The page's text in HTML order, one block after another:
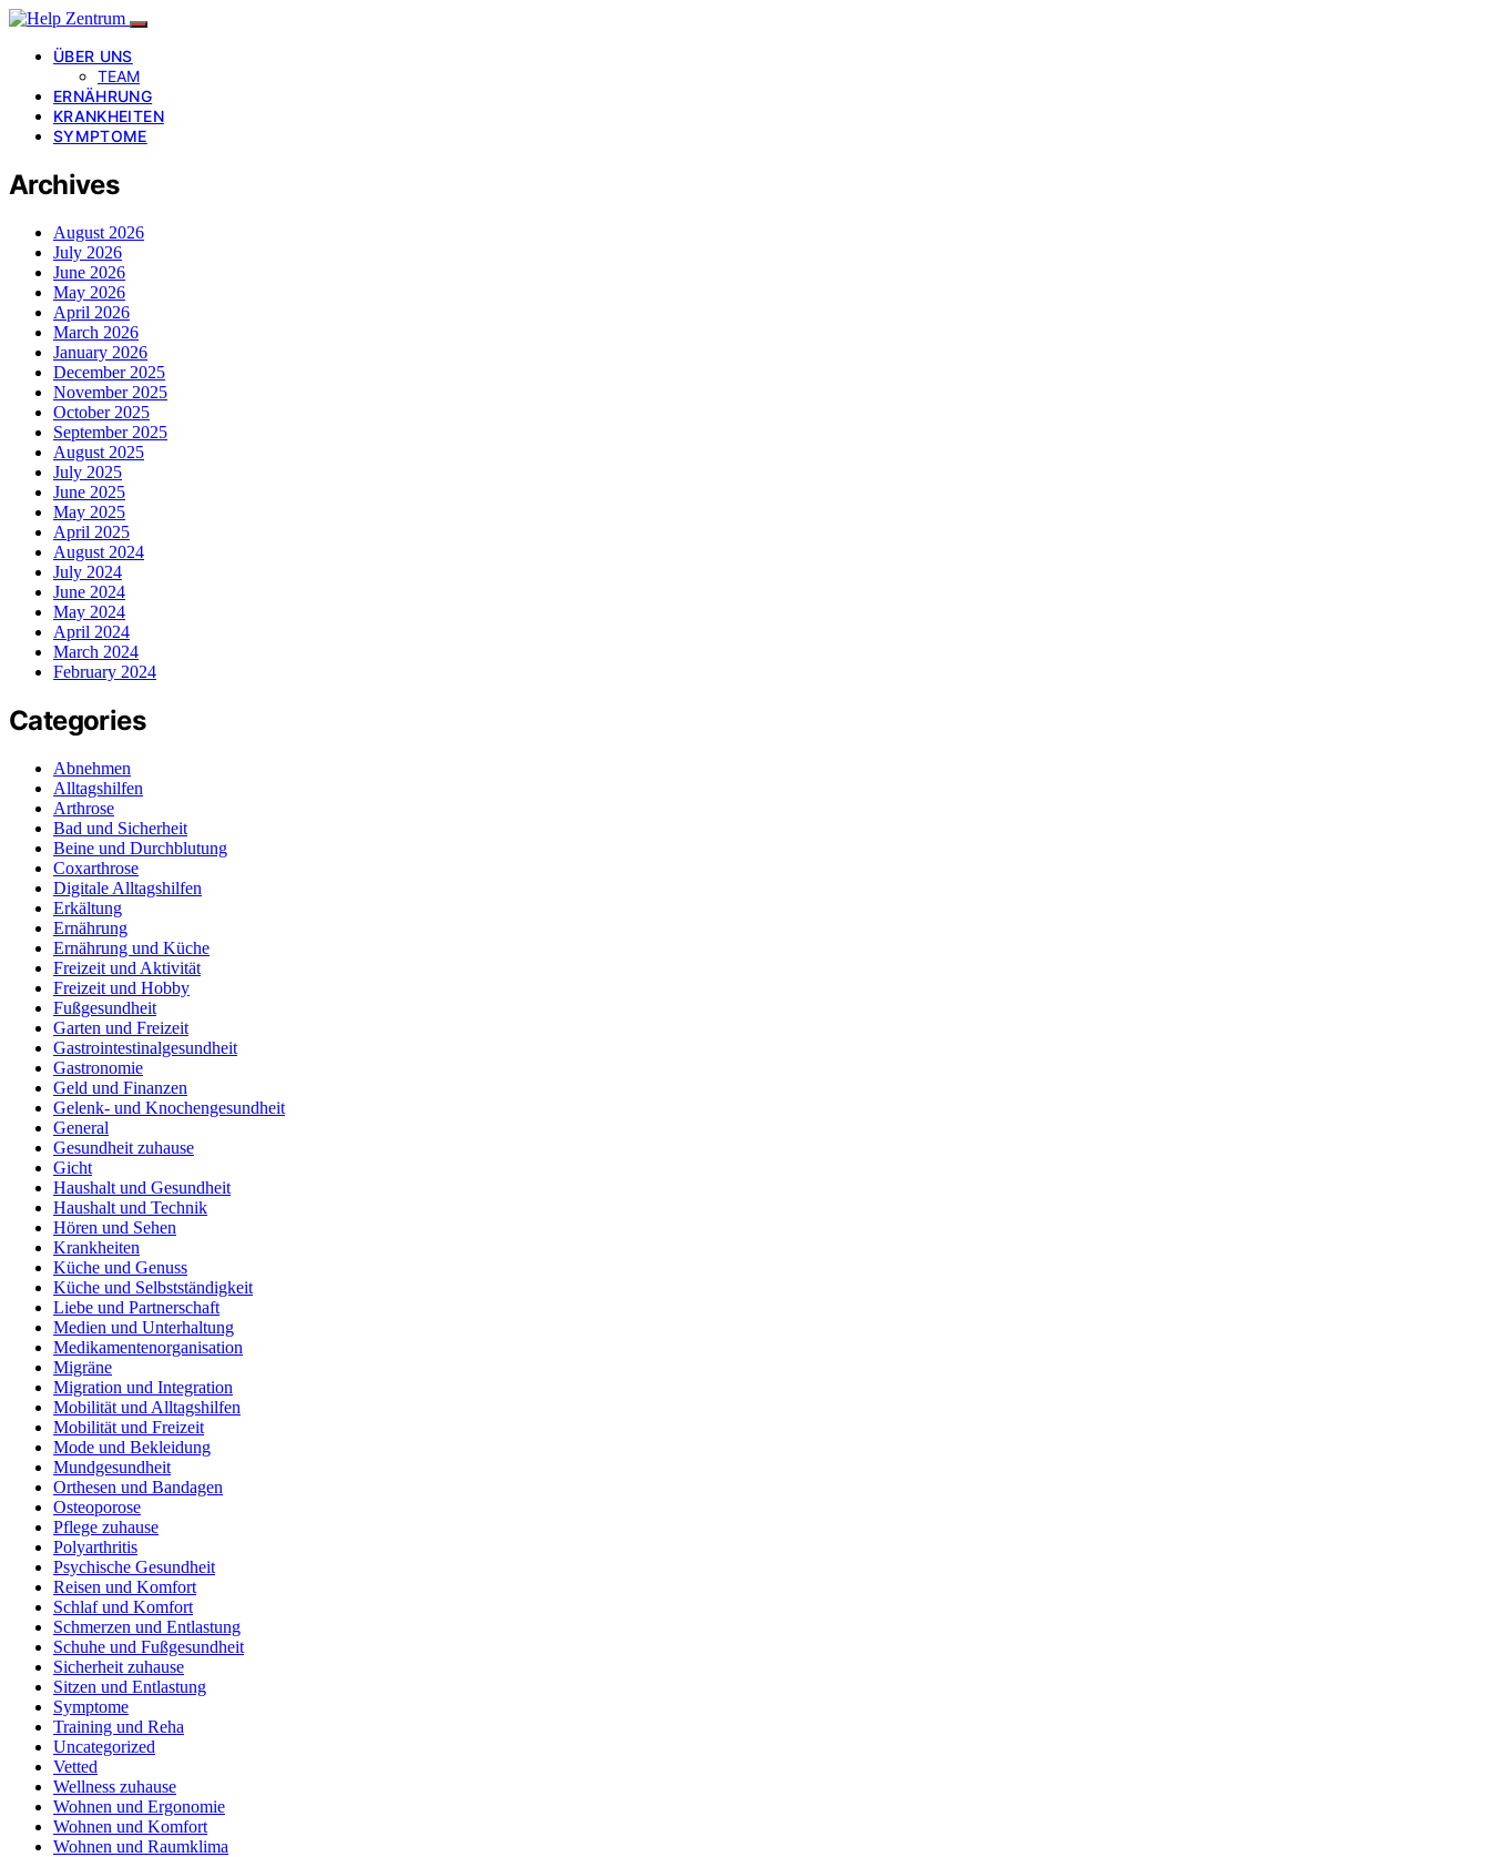
ÜBER UNS
TEAM
ERNÄHRUNG
KRANKHEITEN
SYMPTOME
Archives
August 2026
July 2026
June 2026
May 2026
April 2026
March 2026
January 2026
December 2025
November 2025
October 2025
September 2025
August 2025
July 2025
June 2025
May 2025
April 2025
August 2024
July 2024
June 2024
May 2024
April 2024
March 2024
February 2024
Categories
Abnehmen
Alltagshilfen
Arthrose
Bad und Sicherheit
Beine und Durchblutung
Coxarthrose
Digitale Alltagshilfen
Erkältung
Ernährung
Ernährung und Küche
Freizeit und Aktivität
Freizeit und Hobby
Fußgesundheit
Garten und Freizeit
Gastrointestinalgesundheit
Gastronomie
Geld und Finanzen
Gelenk- und Knochengesundheit
General
Gesundheit zuhause
Gicht
Haushalt und Gesundheit
Haushalt und Technik
Hören und Sehen
Krankheiten
Küche und Genuss
Küche und Selbstständigkeit
Liebe und Partnerschaft
Medien und Unterhaltung
Medikamentenorganisation
Migräne
Migration und Integration
Mobilität und Alltagshilfen
Mobilität und Freizeit
Mode und Bekleidung
Mundgesundheit
Orthesen und Bandagen
Osteoporose
Pflege zuhause
Polyarthritis
Psychische Gesundheit
Reisen und Komfort
Schlaf und Komfort
Schmerzen und Entlastung
Schuhe und Fußgesundheit
Sicherheit zuhause
Sitzen und Entlastung
Symptome
Training und Reha
Uncategorized
Vetted
Wellness zuhause
Wohnen und Ergonomie
Wohnen und Komfort
Wohnen und Raumklima